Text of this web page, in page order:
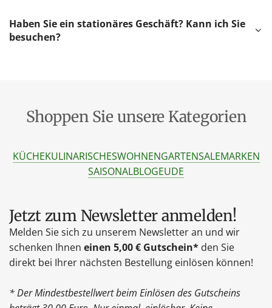
Haben Sie ein stationäres Geschäft? Kann ich Sie
besuchen?
Shoppen Sie unsere Kategorien
KÜCHEKULINARISCHESWOHNENGARTENSALEMARKEN
SAISONALBLOGEUDE
Jetzt zum Newsletter anmelden!
Melden Sie sich zu unserem Newsletter an und wir
schenken Ihnen einen 5,00 € Gutschein* den Sie
direkt bei Ihrer nächsten Bestellung einlösen können!
* Der Mindestbestellwert beim Einlösen des Gutscheins